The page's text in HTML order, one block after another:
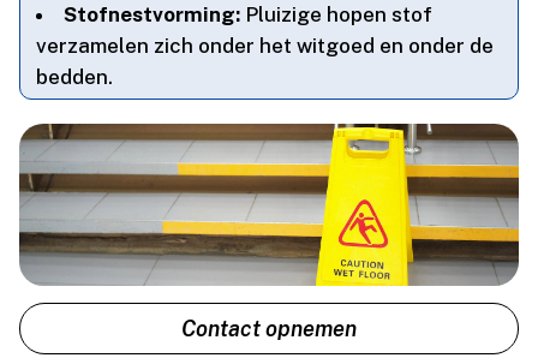
Stofnestvorming: Pluizige hopen stof
verzamelen zich onder het witgoed en onder de
bedden.​
Contact opnemen